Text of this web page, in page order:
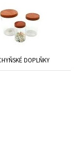
DOPLŇKY